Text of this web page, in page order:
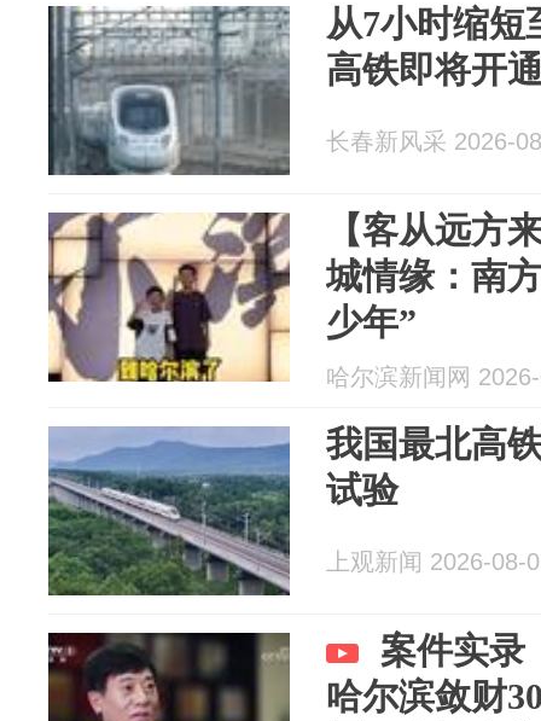
从7小时缩短
高铁即将开
长春新风采 2026-
【客从远方
城情缘：南
少年”
哈尔滨新闻网
我国最北高
试验
上观新闻 2026-08-
案件实录
哈尔滨敛财